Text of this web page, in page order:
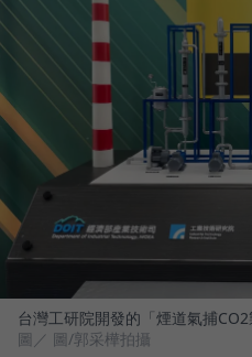
台灣工研院開發的「煙道氣捕CO2
圖／ 圖/郭采樺拍攝